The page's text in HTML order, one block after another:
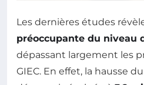
Les dernières études
préoccupante du niveau
dépassant largement les
GIEC. En effet, la hausse